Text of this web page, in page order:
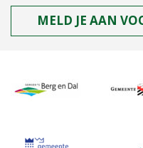
MELD JE AAN